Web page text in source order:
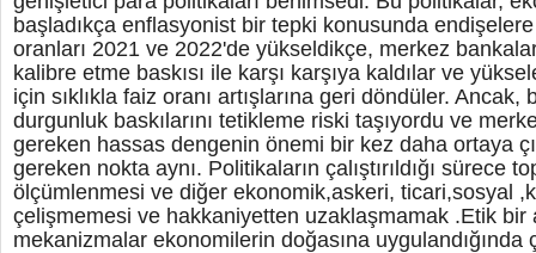
başladıkça enflasyonist bir tepki konusunda
oranları 2021 ve 2022'de yükseldikçe, merkez
kalibre etme baskısı ile karşı karşıya kaldılar ve
için sıklıkla faiz oranı artışlarına geri döndüler.
durgunluk baskılarını tetikleme riski taşıyordu ve
gereken hassas dengenin önemi bir kez daha ortaya
gereken nokta aynı. Politikaların çalıştırıldığı sürece
ölçümlenmesi ve diğer ekonomik,askeri, ticari,sosyal
çelişmemesi ve hakkaniyetten uzaklaşmamak .Etik bir
mekanizmalar ekonomilerin doğasına uygulandığında